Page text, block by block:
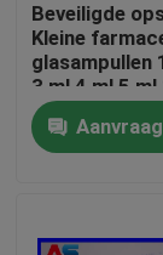
Huis
Ongeveer
Beveiligde
Kleine
glasampullen
3 ml 4 ml 5 ml